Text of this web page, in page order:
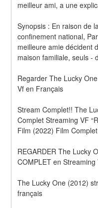
Synopsis : En raison de
confinement national,
meilleure amie décident
maison familiale, seuls -
Regarder The Lucky
Vf en Français
Stream Complet!! The
Complet Streaming VF
Film (2022) Film
REGARDER The Lucky
COMPLET en Streaming
The Lucky One (2012)
français